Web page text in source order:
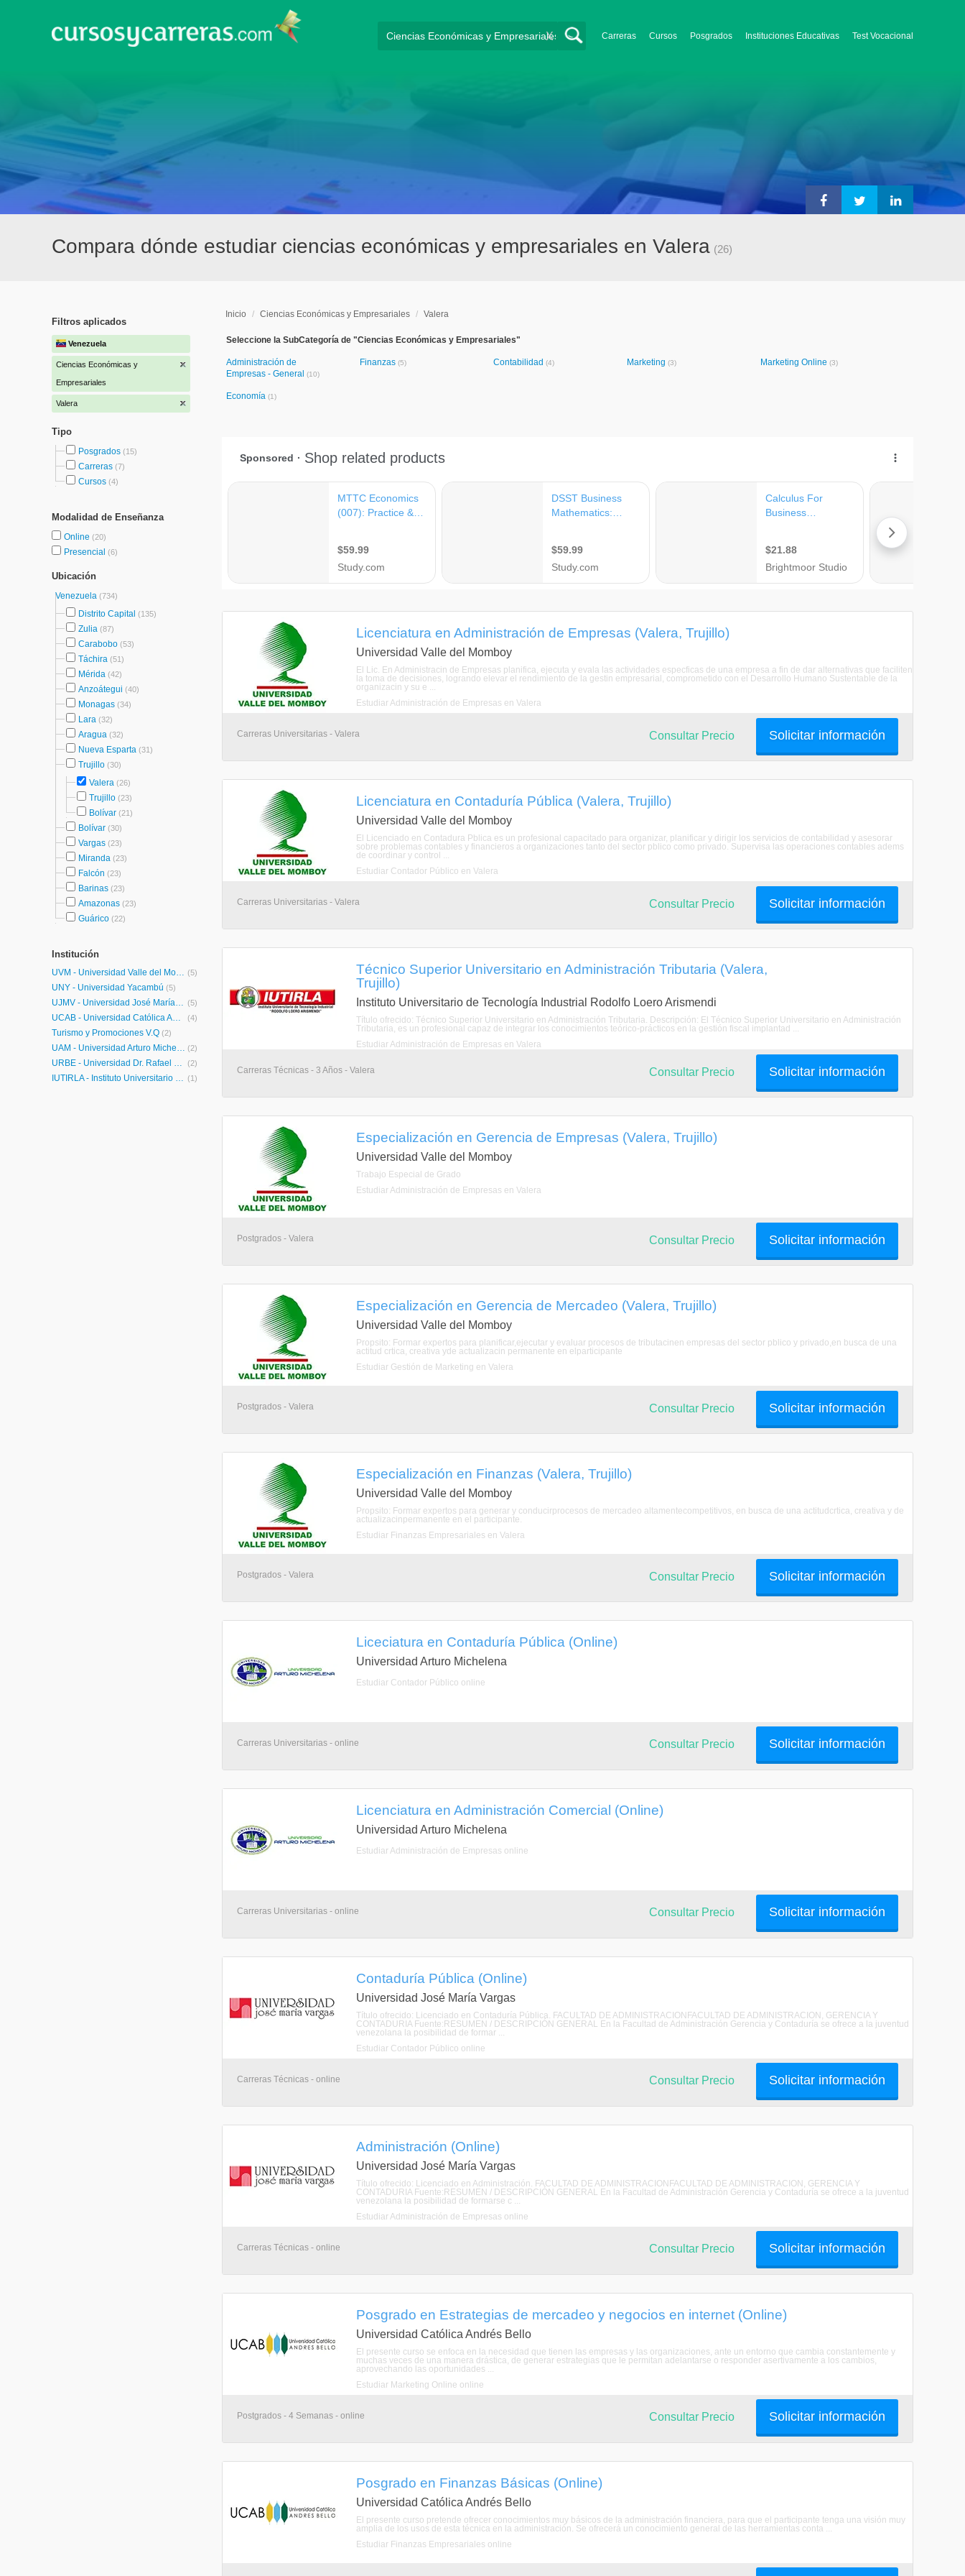
Carreras Cursos Posgrados Instituciones Educativas Test Vocacional
X
Compara dónde estudiar ciencias económicas y empresariales en Valera (26)
Filtros aplicados
Venezuela
Ciencias Económicas y
Empresariales
Valera
Tipo
Posgrados (15)
Carreras (7)
Cursos (4)
Modalidad de Enseñanza
Online (20)
Presencial (6)
Ubicación
Venezuela (734)
Distrito Capital (135)
Zulia (87)
Carabobo (53)
Táchira (51)
Mérida (42)
Anzoátegui (40)
Monagas (34)
Lara (32)
Aragua (32)
Nueva Esparta (31)
Trujillo (30)
Valera (26)
Trujillo (23)
Bolívar (21)
Bolívar (30)
Vargas (23)
Miranda (23)
Falcón (23)
Barinas (23)
Amazonas (23)
Guárico (22)
Institución
UVM - Universidad Valle del Momboy (5)
UNY - Universidad Yacambú (5)
UJMV - Universidad José María Vargas (5)
UCAB - Universidad Católica Andrés Bello (4)
Turismo y Promociones V.Q (2)
UAM - Universidad Arturo Michelena (2)
URBE - Universidad Dr. Rafael Belloso Chacín (2)
IUTIRLA - Instituto Universitario de Tecnología Industrial Rodolfo Loero Arismendi (1)
Inicio / Ciencias Económicas y Empresariales / Valera
Seleccione la SubCategoría de "Ciencias Económicas y Empresariales"
Administración de
Empresas - General (10)
Finanzas (5) Contabilidad (4) Marketing (3) Marketing Online (3)
Economía (1)
Licenciatura en Administración de Empresas (Valera, Trujillo)
Universidad Valle del Momboy
El Lic. En Administracin de Empresas planifica, ejecuta y evala las actividades especficas de una empresa a fin de dar alternativas que faciliten
la toma de decisiones, logrando elevar el rendimiento de la gestin empresarial, comprometido con el Desarrollo Humano Sustentable de la
organizacin y su e ...
Estudiar Administración de Empresas en Valera
Carreras Universitarias - Valera Solicitar información
Consultar Precio
Licenciatura en Contaduría Pública (Valera, Trujillo)
Universidad Valle del Momboy
El Licenciado en Contadura Pblica es un profesional capacitado para organizar, planificar y dirigir los servicios de contabilidad y asesorar
sobre problemas contables y financieros a organizaciones tanto del sector pblico como privado. Supervisa las operaciones contables adems
de coordinar y control ...
Estudiar Contador Público en Valera
Carreras Universitarias - Valera Solicitar información
Consultar Precio
Técnico Superior Universitario en Administración Tributaria (Valera,
Trujillo)
Instituto Universitario de Tecnología Industrial Rodolfo Loero Arismendi
Título ofrecido: Técnico Superior Universitario en Administración Tributaria. Descripción: El Técnico Superior Universitario en Administración
Tributaria, es un profesional capaz de integrar los conocimientos teórico-prácticos en la gestión fiscal implantad ...
Estudiar Administración de Empresas en Valera
Carreras Técnicas - 3 Años - Valera Solicitar información
Consultar Precio
Especialización en Gerencia de Empresas (Valera, Trujillo)
Universidad Valle del Momboy
Trabajo Especial de Grado
Estudiar Administración de Empresas en Valera
Postgrados - Valera Solicitar información
Consultar Precio
Especialización en Gerencia de Mercadeo (Valera, Trujillo)
Universidad Valle del Momboy
Propsito: Formar expertos para planificar,ejecutar y evaluar procesos de tributacinen empresas del sector pblico y privado,en busca de una
actitud crtica, creativa yde actualizacin permanente en elparticipante
Estudiar Gestión de Marketing en Valera
Postgrados - Valera Solicitar información
Consultar Precio
Especialización en Finanzas (Valera, Trujillo)
Universidad Valle del Momboy
Propsito: Formar expertos para generar y conducirprocesos de mercadeo altamentecompetitivos, en busca de una actitudcrtica, creativa y de
actualizacinpermanente en el participante.
Estudiar Finanzas Empresariales en Valera
Postgrados - Valera Solicitar información
Consultar Precio
Liceciatura en Contaduría Pública (Online)
Universidad Arturo Michelena
Estudiar Contador Público online
Carreras Universitarias - online Solicitar información
Consultar Precio
Licenciatura en Administración Comercial (Online)
Universidad Arturo Michelena
Estudiar Administración de Empresas online
Carreras Universitarias - online Solicitar información
Consultar Precio
Contaduría Pública (Online)
Universidad José María Vargas
Título ofrecido: Licenciado en Contaduría Pública. FACULTAD DE ADMINISTRACIONFACULTAD DE ADMINISTRACION, GERENCIA Y
CONTADURIA Fuente:RESUMEN / DESCRIPCIÓN GENERAL En la Facultad de Administración Gerencia y Contaduría se ofrece a la juventud
venezolana la posibilidad de formar ...
Estudiar Contador Público online
Carreras Técnicas - online Solicitar información
Consultar Precio
Administración (Online)
Universidad José María Vargas
Título ofrecido: Licenciado en Administración. FACULTAD DE ADMINISTRACIONFACULTAD DE ADMINISTRACION, GERENCIA Y
CONTADURIA Fuente:RESUMEN / DESCRIPCIÓN GENERAL En la Facultad de Administración Gerencia y Contaduría se ofrece a la juventud
venezolana la posibilidad de formarse c ...
Estudiar Administración de Empresas online
Carreras Técnicas - online Solicitar información
Consultar Precio
Posgrado en Estrategias de mercadeo y negocios en internet (Online)
Universidad Católica Andrés Bello
El presente curso se enfoca en la necesidad que tienen las empresas y las organizaciones, ante un entorno que cambia constantemente y
muchas veces de una manera drástica, de generar estrategias que le permitan adelantarse o responder asertivamente a los cambios,
aprovechando las oportunidades ...
Estudiar Marketing Online online
Postgrados - 4 Semanas - online Solicitar información
Consultar Precio
Posgrado en Finanzas Básicas (Online)
Universidad Católica Andrés Bello
El presente curso pretende ofrecer conocimientos muy básicos de la administración financiera, para que el participante tenga una visión muy
amplia de los usos de esta técnica en la administración. Se ofrecerá un conocimiento general de las herramientas conta ...
Estudiar Finanzas Empresariales online